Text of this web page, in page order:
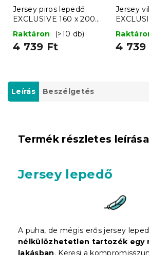
Jersey piros lepedő
EXCLUSIVE 160 x 200
cm
Raktáron (>10 db)
4 739 Ft
Jersey
cm
4 739
Leírás Beszélgetés
Termék részletes leírása
Jersey lepedő
A puha, de mégis erős jersey
nélkülözhetetlen tartozék egy
lakásban. Keresi a